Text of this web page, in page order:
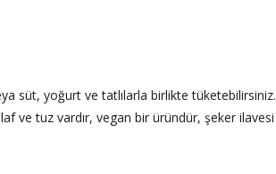
süt, yoğurt ve tatlılarla birlikte tüketebilirsiniz.
ve tuz vardır, vegan bir üründür, şeker ilavesi